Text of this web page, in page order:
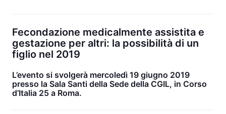
Fecondazione medicalmente assistita e
gestazione per altri: la possibilità di un
figlio nel 2019
L’evento si svolgerà mercoledì 19 giugno 2019
presso la Sala Santi della Sede della CGIL, in Corso
d’Italia 25 a Roma.